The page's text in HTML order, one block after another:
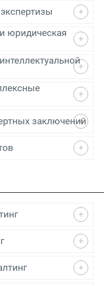
юридическая
заключений